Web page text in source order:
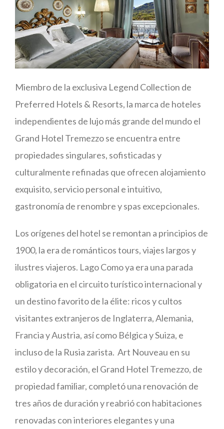
Miembro de la exclusiva Legend Collection de
Preferred Hotels & Resorts, la marca de hoteles
independientes de lujo más grande del mundo el
Grand Hotel Tremezzo se encuentra entre
propiedades singulares, sofisticadas y
culturalmente refinadas que ofrecen alojamiento
exquisito, servicio personal e intuitivo,
gastronomía de renombre y spas excepcionales.
Los orígenes del hotel se remontan a principios de
1900, la era de románticos tours, viajes largos y
ilustres viajeros. Lago Como ya era una parada
obligatoria en el circuito turístico internacional y
un destino favorito de la élite: ricos y cultos
visitantes extranjeros de Inglaterra, Alemania,
Francia y Austria, así como Bélgica y Suiza, e
incluso de la Rusia zarista. Art Nouveau en su
estilo y decoración, el Grand Hotel Tremezzo, de
propiedad familiar, completó una renovación de
tres años de duración y reabrió con habitaciones
renovadas con interiores elegantes y una